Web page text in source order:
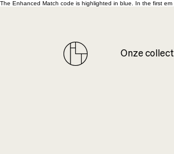
The Enhanced Match code is highlighted in blue. In the first
Onze